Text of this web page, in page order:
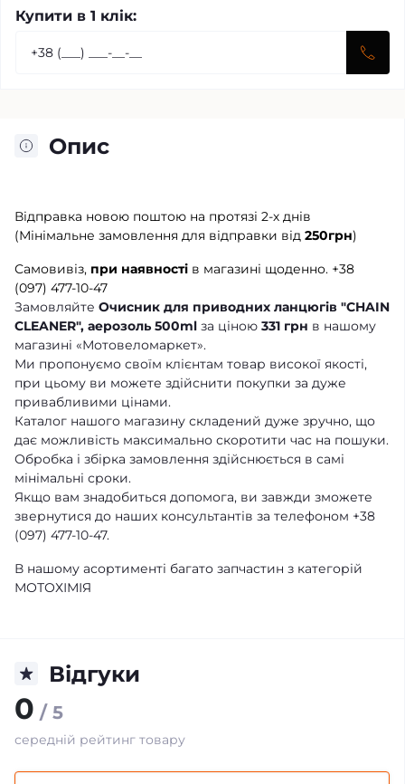
Купити в 1 клік:
Опис
Відправка новою поштою на протязі 2-х днів
(Мінімальне замовлення для відправки від 250грн)
Самовивіз, при наявності в магазині щоденно. +38
(097) 477-10-47
Замовляйте Очисник для приводних ланцюгів "CHAIN
CLEANER", аерозоль 500ml за ціною 331 грн в нашому
магазині «Мотовеломаркет».
Ми пропонуємо своїм клієнтам товар високої якості,
при цьому ви можете здійснити покупки за дуже
привабливими цінами.
Каталог нашого магазину складений дуже зручно, що
дає можливість максимально скоротити час на пошуки.
Обробка і збірка замовлення здійснюється в самі
мінімальні сроки.
Якщо вам знадобиться допомога, ви завжди зможете
звернутися до наших консультантів за телефоном +38
(097) 477-10-47.
В нашому асортименті багато запчастин з категорій
МОТОХІМІЯ
Відгуки
0 / 5
середній рейтинг товару